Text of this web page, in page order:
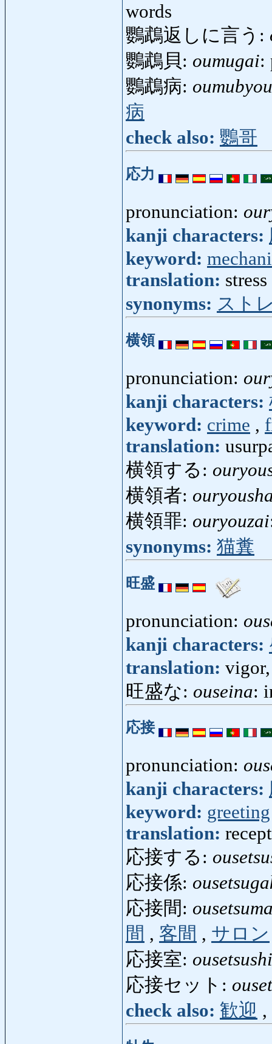
words
鸚鵡返しに言う:
鸚鵡貝: oumugai:
鸚鵡病: oumubyou
病
check also: 鸚哥
応力
pronunciation:
kanji characters:
keyword:
translation: stress
synonyms: スト
横領
pronunciation:
kanji characters:
keyword: crime ,
translation:
横領する:
横領者:
横領罪: ouryouzai
synonyms: 猫糞
旺盛
pronunciation:
kanji characters:
translation:
旺盛な: ouseina:
応接
pronunciation:
kanji characters:
keyword: greeting
translation:
応接する:
応接係:
応接間:
間 , 客間 , サロン
応接室:
応接セット:
check also: 歓迎 ,